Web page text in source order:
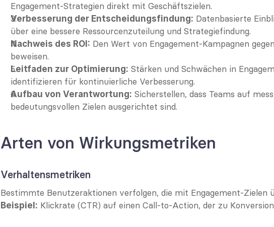
Engagement-Strategien direkt mit Geschäftszielen.
Verbesserung der Entscheidungsfindung: Datenbasierte
über eine bessere Ressourcenzuteilung und Strategiefindung.
Nachweis des ROI: Den Wert von Engagement-Kampagnen
beweisen.
Leitfaden zur Optimierung: Stärken und Schwächen in
identifizieren für kontinuierliche Verbesserung.
Aufbau von Verantwortung: Sicherstellen, dass Teams auf
bedeutungsvollen Zielen ausgerichtet sind.
Arten von Wirkungsmetriken
Verhaltensmetriken
Bestimmte Benutzeraktionen verfolgen, die mit Engagement-Zielen
Beispiel: Klickrate (CTR) auf einen Call-to-Action, der zu